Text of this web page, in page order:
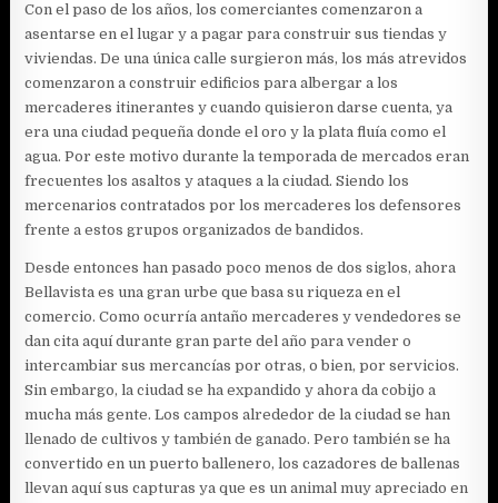
Con el paso de los años, los comerciantes comenzaron a
asentarse en el lugar y a pagar para construir sus tiendas y
viviendas. De una única calle surgieron más, los más atrevidos
comenzaron a construir edificios para albergar a los
mercaderes itinerantes y cuando quisieron darse cuenta, ya
era una ciudad pequeña donde el oro y la plata fluía como el
agua. Por este motivo durante la temporada de mercados eran
frecuentes los asaltos y ataques a la ciudad. Siendo los
mercenarios contratados por los mercaderes los defensores
frente a estos grupos organizados de bandidos.
Desde entonces han pasado poco menos de dos siglos, ahora
Bellavista es una gran urbe que basa su riqueza en el
comercio. Como ocurría antaño mercaderes y vendedores se
dan cita aquí durante gran parte del año para vender o
intercambiar sus mercancías por otras, o bien, por servicios.
Sin embargo, la ciudad se ha expandido y ahora da cobijo a
mucha más gente. Los campos alrededor de la ciudad se han
llenado de cultivos y también de ganado. Pero también se ha
convertido en un puerto ballenero, los cazadores de ballenas
llevan aquí sus capturas ya que es un animal muy apreciado en